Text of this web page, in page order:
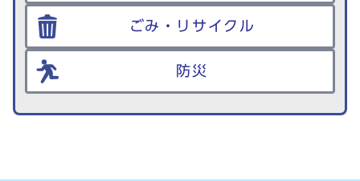
ごみ・リサイクル
防災